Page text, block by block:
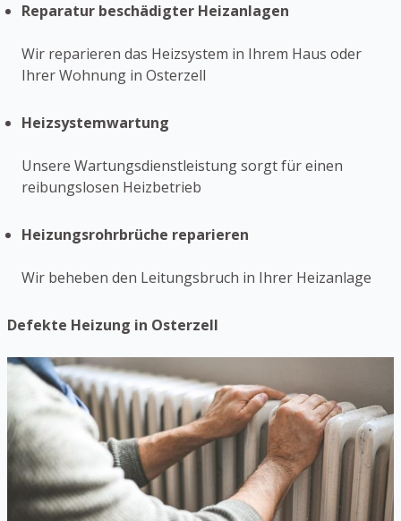
Reparatur beschädigter Heizanlagen
Wir reparieren das Heizsystem in Ihrem Haus oder
Ihrer Wohnung in Osterzell
Heizsystemwartung
Unsere Wartungsdienstleistung sorgt für einen
reibungslosen Heizbetrieb
Heizungsrohrbrüche reparieren
Wir beheben den Leitungsbruch in Ihrer Heizanlage
Defekte Heizung in Osterzell